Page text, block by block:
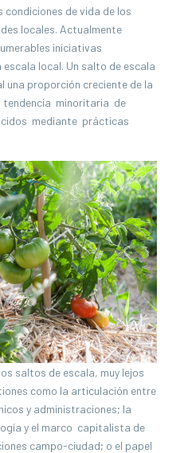
condiciones de vida de los
locales. Actualmente
iniciativas
local. Un salto de escala
una proporción creciente de la
tendencia minoritaria de
mediante prácticas
saltos de escala, muy lejos
como la articulación entre
y administraciones; la
y el marco capitalista de
campo-ciudad; o el papel